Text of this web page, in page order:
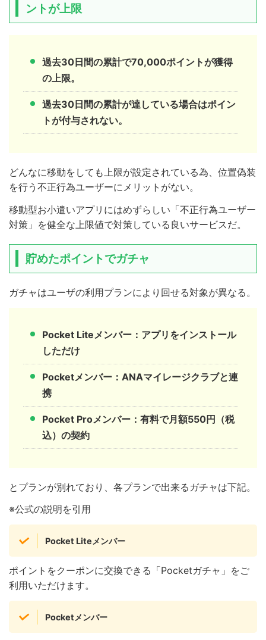
ントが上限
過去30日間の累計で70,000ポイントが獲得
の上限。
過去30日間の累計が達している場合はポイン
トが付与されない。
どんなに移動をしても上限が設定されている為、位置偽装
を行う不正行為ユーザーにメリットがない。
移動型お小遣いアプリにはめずらしい「不正行為ユーザー
対策」を健全な上限値で対策している良いサービスだ。
貯めたポイントでガチャ
ガチャはユーザの利用プランにより回せる対象が異なる。
Pocket Liteメンバー：アプリをインストール
しただけ
Pocketメンバー：ANAマイレージクラブと連
携
Pocket Proメンバー：有料で月額550円（税
込）の契約
とプランが別れており、各プランで出来るガチャは下記。
※公式の説明を引用
Pocket Liteメンバー
ポイントをクーポンに交換できる「Pocketガチャ」をご
利用いただけます。
Pocketメンバー